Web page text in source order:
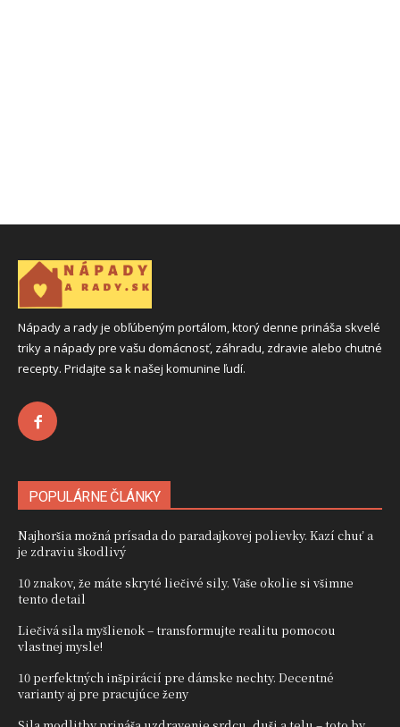
Nápady a rady je obľúbeným portálom, ktorý denne prináša skvelé
triky a nápady pre vašu domácnosť, záhradu, zdravie alebo chutné
recepty. Pridajte sa k našej komunine ľudí.
POPULÁRNE ČLÁNKY
Najhoršia možná prísada do paradajkovej polievky. Kazí chuť a
je zdraviu škodlivý
10 znakov, že máte skryté liečivé sily. Vaše okolie si všimne
tento detail
Liečivá sila myšlienok – transformujte realitu pomocou
vlastnej mysle!
10 perfektných inšpirácií pre dámske nechty. Decentné
varianty aj pre pracujúce ženy